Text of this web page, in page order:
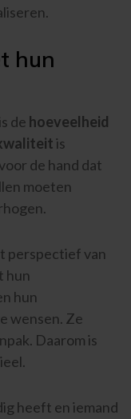
hun
de hoeveelheid
is
de hand dat
moeten
perspectief van
hun
hun
wensen. Ze
Daarom is
heeft en iemand